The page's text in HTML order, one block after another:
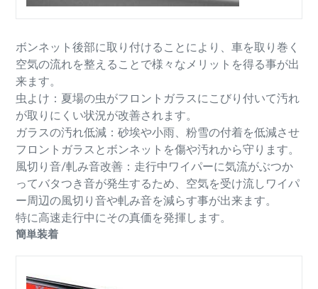
ボンネット後部に取り付けることにより、車を取り巻く
空気の流れを整えることで様々なメリットを得る事が出
来ます。
虫よけ：夏場の虫がフロントガラスにこびり付いて汚れ
が取りにくい状況が改善されます。
ガラスの汚れ低減：砂埃や小雨、粉雪の付着を低減させ
フロントガラスとボンネットを傷や汚れから守ります。
風切り音/軋み音改善：走行中ワイパーに気流がぶつか
ってバタつき音が発生するため、空気を受け流しワイパ
ー周辺の風切り音や軋み音を減らす事が出来ます。
特に高速走行中にその真価を発揮します。
簡単装着